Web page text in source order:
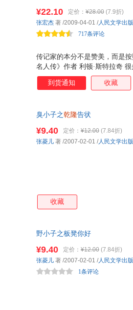
传记家的本分不是赞美，而是
名人传》作者 利顿·斯特拉奇
读者眉飞色舞，而宏杰一直在
儿一样》导演 新版《三国演义
刻，沉重与快感相间，忧思和
历史也插前卫，有时候，前卫*
《琥珀》导演 孟京辉 历史在张
¥22.10 定价： ¥28.00 (7.9折)
717条评论
张宏杰 著 /2009-04-01 /人民文学出
到货通知 收藏
臭小子之乾隆告状
¥9.40 定价： ¥12.00 (7.84折)
张菱儿 著 /2007-02-01 /人民文学出
收藏
野小子之板凳你好
¥9.40 定价： ¥12.00 (7.84折)
1条评论
张菱儿 著 /2007-02-01 /人民文学出